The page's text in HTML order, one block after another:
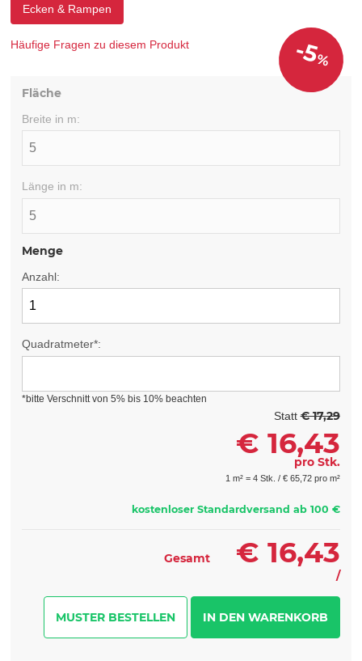
Ecken & Rampen
Häufige Fragen zu diesem Produkt
Fläche
Breite in m:
Länge in m:
Menge
Anzahl:
Quadratmeter*:
*bitte Verschnitt von 5% bis 10% beachten
-5%
Statt€ 17,29
€ 16,43
pro Stk.
1 m² = 4 Stk. / €65,72 pro m²
kostenloser Standardversand ab 100 €
Gesamt € 16,43
/
MUSTER BESTELLEN